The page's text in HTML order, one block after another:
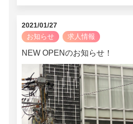
2021/01/27
お知らせ
求人情報
NEW OPENのお知らせ！